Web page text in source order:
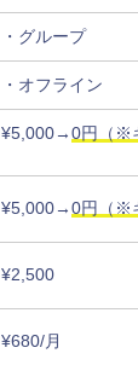
・グループ
・オフライン
¥5,000→0円（※
¥5,000→0円（※
¥2,500
¥680/月